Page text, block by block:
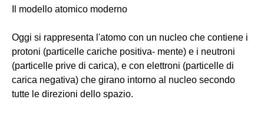
Il modello atomico moderno
Oggi si rappresenta l'atomo con un nucleo che contiene i
protoni (particelle cariche positiva- mente) e i neutroni
(particelle prive di carica), e con elettroni (particelle di
carica negativa) che girano intorno al nucleo secondo
tutte le direzioni dello spazio.